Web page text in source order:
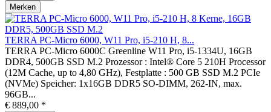
Merken
TERRA PC-Micro 6000, W11 Pro, i5-210 H, 8...
TERRA PC-Micro 6000C Greenline W11 Pro, i5-1334U, 16GB
DDR4, 500GB SSD M.2 Prozessor : Intel® Core 5 210H Processor
(12M Cache, up to 4,80 GHz), Festplatte : 500 GB SSD M.2 PCIe
(NVMe) Speicher: 1x16GB DDR5 SO-DIMM, 262-IN, max.
96GB...
€ 889,00 *